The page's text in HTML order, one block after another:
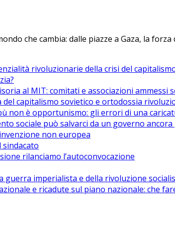
che cambia: dalle piazze a Gaza, la
rivoluzionarie della crisi del
al MIT: comitati e associazioni
del capitalismo sovietico e ortodossia
non è opportunismo: gli errori di una
sociale può salvarci da un governo
non europea
sindacato
rilanciamo l’autoconvocazione
guerra imperialista e della rivoluzione
e ricadute sul piano nazionale: che